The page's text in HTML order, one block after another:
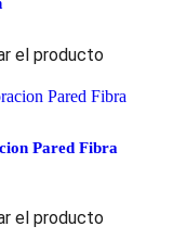
el producto
Pared Fibra
el producto